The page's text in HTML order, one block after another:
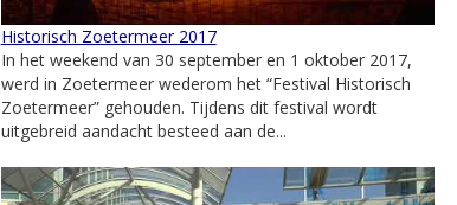
Historisch Zoetermeer 2017
In het weekend van 30 september en 1 oktober 2017,
werd in Zoetermeer wederom het “Festival Historisch
Zoetermeer” gehouden. Tijdens dit festival wordt
uitgebreid aandacht besteed aan de...